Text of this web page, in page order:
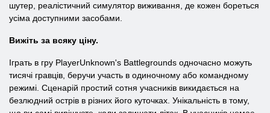
шутер, реалістичний симулятор виживання, де кожен бореться
усіма доступними засобами.
Вижіть за всяку ціну.
Іграть в гру PlayerUnknown's Battlegrounds одночасно можуть
тисячі гравців, беручи участь в одиночному або командному
режимі. Сценарій простий сотня учасників викидається на
безлюдний острів в різних його куточках. Унікальність в тому,